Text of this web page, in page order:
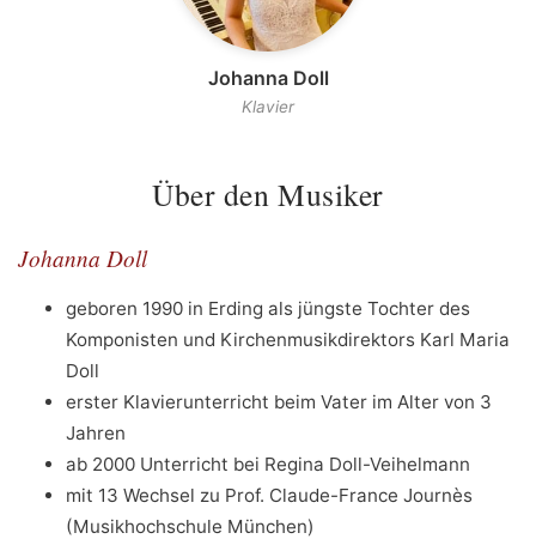
Johanna Doll
Klavier
Über den Musiker
Johanna Doll
geboren 1990 in Erding als jüngste Tochter des
Komponisten und Kirchenmusikdirektors Karl Maria
Doll
erster Klavierunterricht beim Vater im Alter von 3
Jahren
ab 2000 Unterricht bei Regina Doll-Veihelmann
mit 13 Wechsel zu Prof. Claude-France Journès
(Musikhochschule München)